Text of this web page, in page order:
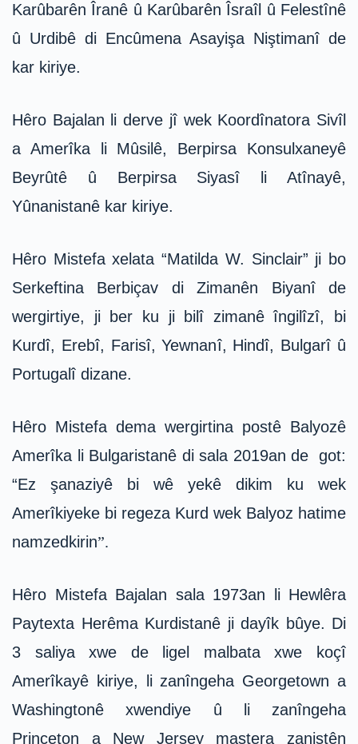
Karûbarên Îranê û Karûbarên Îsraîl û Felestînê
û Urdibê di Encûmena Asayişa Niştimanî de
kar kiriye.
Hêro Bajalan li derve jî wek Koordînatora Sivîl
a Amerîka li Mûsilê, Berpirsa Konsulxaneyê
Beyrûtê û Berpirsa Siyasî li Atînayê,
Yûnanistanê kar kiriye.
Hêro Mistefa xelata “Matilda W. Sinclair” ji bo
Serkeftina Berbiçav di Zimanên Biyanî de
wergirtiye, ji ber ku ji bilî zimanê îngilîzî, bi
Kurdî, Erebî, Farisî, Yewnanî, Hindî, Bulgarî û
Portugalî dizane.
Hêro Mistefa dema wergirtina postê Balyozê
Amerîka li Bulgaristanê di sala 2019an de got:
“Ez şanaziyê bi wê yekê dikim ku wek
Amerîkiyeke bi regeza Kurd wek Balyoz hatime
namzedkirin”.
Hêro Mistefa Bajalan sala 1973an li Hewlêra
Paytexta Herêma Kurdistanê ji dayîk bûye. Di
3 saliya xwe de ligel malbata xwe koçî
Amerîkayê kiriye, li zanîngeha Georgetown a
Washingtonê xwendiye û li zanîngeha
Princeton a New Jersey mastera zanistên